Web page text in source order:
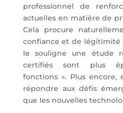
professionnel de
actuelles en matière de
Cela procure
confiance et de légitimité
le souligne une étude
certifiés sont plus
fonctions ». Plus encore,
répondre aux défis
que les nouvelles